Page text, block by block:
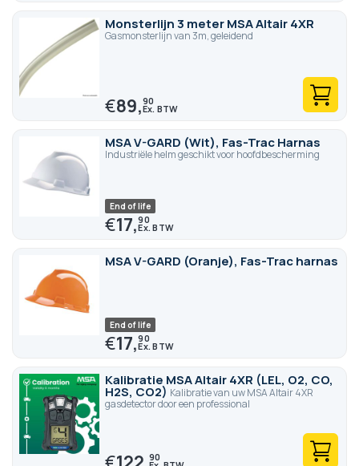
Monsterlijn 3 meter MSA Altair 4XR
Gasmonsterlijn van 3m, geleidend
€89,90
MSA V-GARD (Wit), Fas-Trac Harnas
Industriële helm geschikt voor hoofdbescherming
End of life
€17,90
MSA V-GARD (Oranje), Fas-Trac harnas
End of life
€17,90
Kalibratie MSA Altair 4XR (LEL, O2, CO,
H2S, CO2) Kalibratie van uw MSA Altair 4XR
gasdetector door een professional
90